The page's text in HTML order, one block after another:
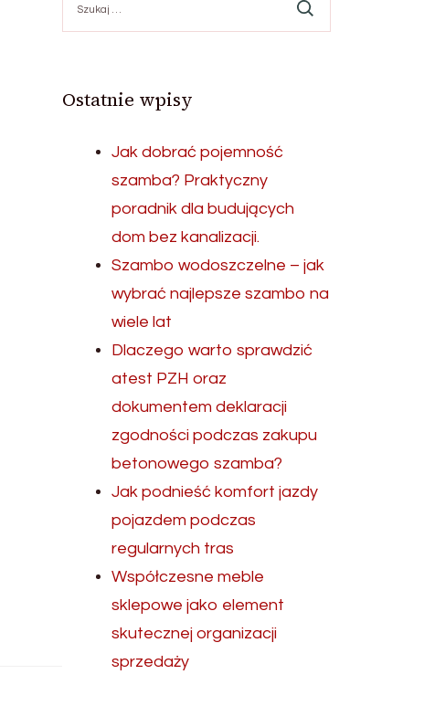
Ostatnie wpisy
Jak dobrać pojemność
szamba? Praktyczny
poradnik dla budujących
dom bez kanalizacji.
Szambo wodoszczelne – jak
wybrać najlepsze szambo na
wiele lat
Dlaczego warto sprawdzić
atest PZH oraz
dokumentem deklaracji
zgodności podczas zakupu
betonowego szamba?
Jak podnieść komfort jazdy
pojazdem podczas
regularnych tras
Współczesne meble
sklepowe jako element
skutecznej organizacji
sprzedaży